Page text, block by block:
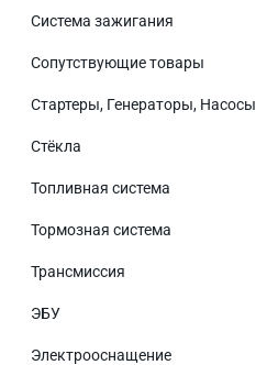
Система зажигания
Сопутствующие товары
Стартеры, Генераторы, Насосы
Стёкла
Топливная система
Тормозная система
Трансмиссия
ЭБУ
Электрооснащение